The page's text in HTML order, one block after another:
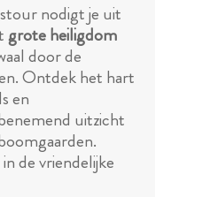
nodigt je uit
grote heiligdom
door de
Ontdek het hart
en
uitzicht
de vriendelijke